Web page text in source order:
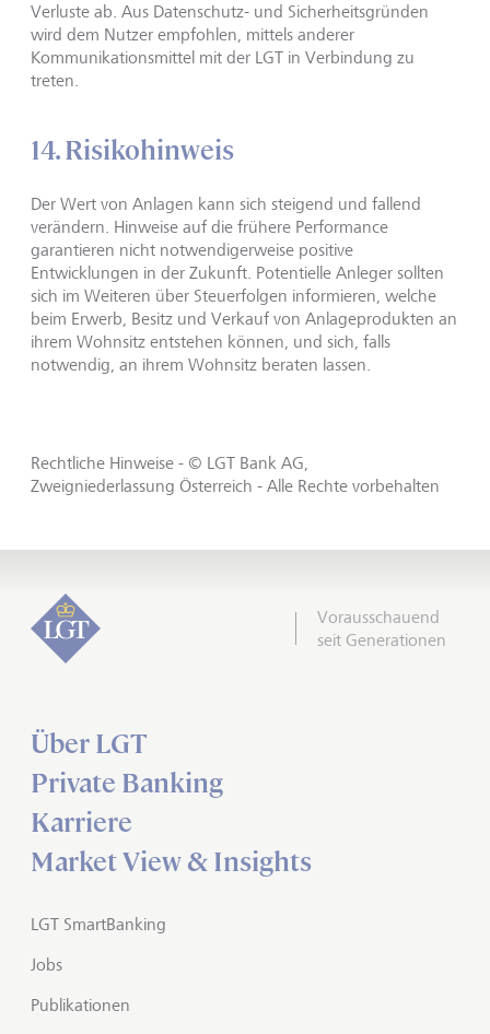
Verluste ab. Aus Datenschutz- und Sicherheitsgründen
wird dem Nutzer empfohlen, mittels anderer
Kommunikationsmittel mit der LGT in Verbindung zu
treten.
14. Risikohinweis
Der Wert von Anlagen kann sich steigend und fallend
verändern. Hinweise auf die frühere Performance
garantieren nicht notwendigerweise positive
Entwicklungen in der Zukunft. Potentielle Anleger sollten
sich im Weiteren über Steuerfolgen informieren, welche
beim Erwerb, Besitz und Verkauf von Anlageprodukten an
ihrem Wohnsitz entstehen können, und sich, falls
notwendig, an ihrem Wohnsitz beraten lassen.
Rechtliche Hinweise - © LGT Bank AG,
Zweigniederlassung Österreich - Alle Rechte vorbehalten
Vorausschauend
seit Generationen
Über LGT
Private Banking
Karriere
Market View & Insights
LGT SmartBanking
Jobs
Publikationen